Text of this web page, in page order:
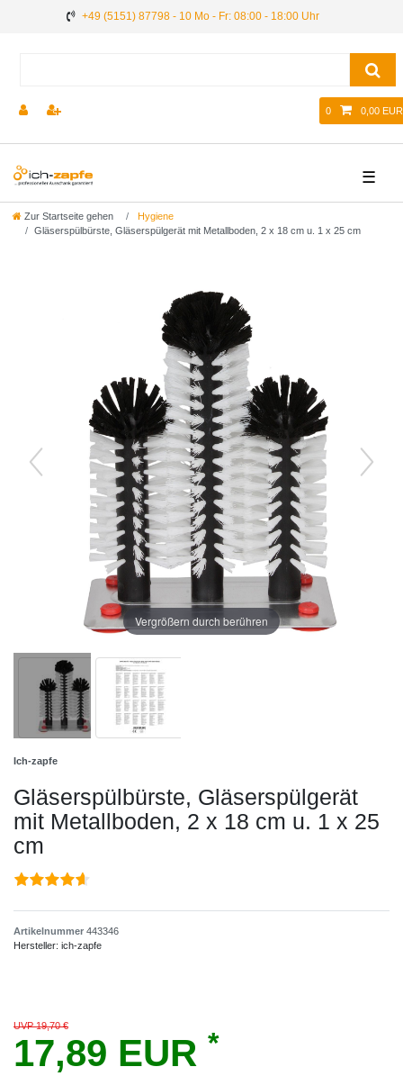
+49 (5151) 87798 - 10 Mo - Fr: 08:00 - 18:00 Uhr
0 0,00 EUR
☰
Zur Startseite gehen
Hygiene
Gläserspülbürste, Gläserspülgerät mit Metallboden, 2 x 18 cm u. 1 x 25 cm
Vergrößern durch berühren
Ich-zapfe
Gläserspülbürste, Gläserspülgerät
mit Metallboden, 2 x 18 cm u. 1 x 25
cm
Artikelnummer 443346
Hersteller: ich-zapfe
UVP 19,70 €
17,89 EUR *